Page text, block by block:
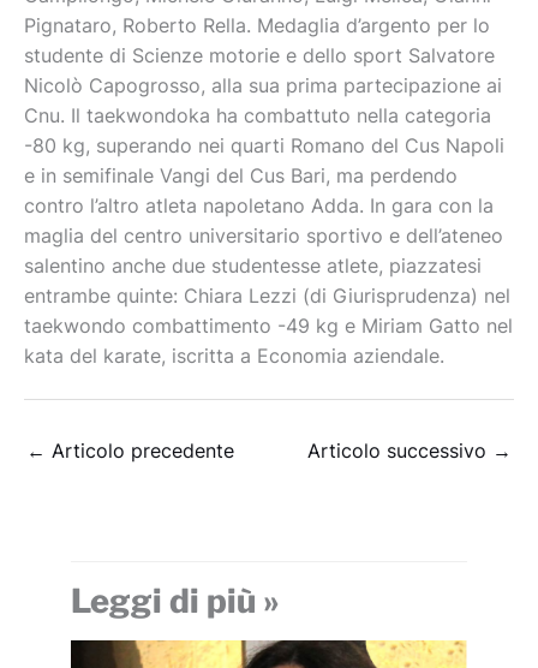
Pignataro, Roberto Rella. Medaglia d’argento per lo
studente di Scienze motorie e dello sport Salvatore
Nicolò Capogrosso, alla sua prima partecipazione ai
Cnu. Il taekwondoka ha combattuto nella categoria
-80 kg, superando nei quarti Romano del Cus Napoli
e in semifinale Vangi del Cus Bari, ma perdendo
contro l’altro atleta napoletano Adda. In gara con la
maglia del centro universitario sportivo e dell’ateneo
salentino anche due studentesse atlete, piazzatesi
entrambe quinte: Chiara Lezzi (di Giurisprudenza) nel
taekwondo combattimento -49 kg e Miriam Gatto nel
kata del karate, iscritta a Economia aziendale.
← Articolo precedente Articolo successivo →
Leggi di più »